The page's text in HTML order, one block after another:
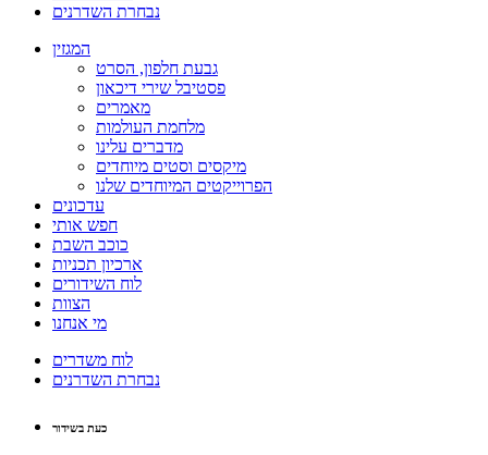
נבחרת השדרנים
המגזין
גבעת חלפון, הסרט
פסטיבל שירי דיכאון
מאמרים
מלחמת העולמות
מדברים עלינו
מיקסים וסטים מיוחדים
הפרוייקטים המיוחדים שלנו
עדכונים
חפש אותי
כוכב השבת
ארכיון תכניות
לוח השידורים
הצוות
מי אנחנו
לוח משדרים
נבחרת השדרנים
כעת בשידור